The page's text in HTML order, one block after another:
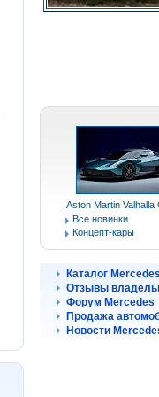
Aston Martin Valhalla
Все новинки
Концепт-кары
Каталог
Отзывы
Форум Mercedes
Продажа
Новости